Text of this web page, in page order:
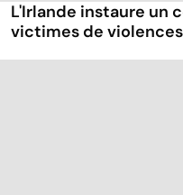
L'Irlande instaure un
victimes de